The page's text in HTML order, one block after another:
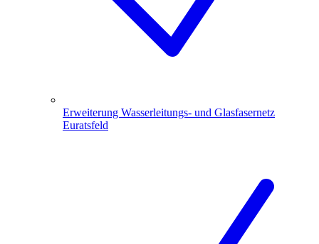
Erweiterung Wasserleitungs- und Glasfasernetz
Euratsfeld